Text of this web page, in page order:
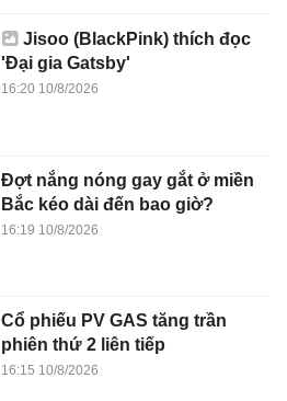
Jisoo (BlackPink) thích đọc
'Đại gia Gatsby'
16:20 10/8/2026
Đợt nắng nóng gay gắt ở miền
Bắc kéo dài đến bao giờ?
16:19 10/8/2026
Cổ phiếu PV GAS tăng trần
phiên thứ 2 liên tiếp
16:15 10/8/2026